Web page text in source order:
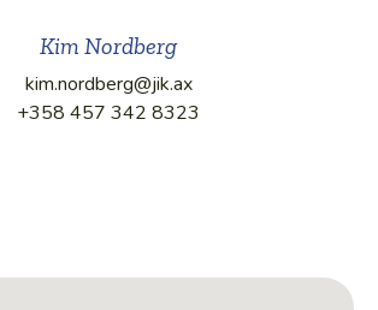
Kim Nordberg
kim.nordberg@jik.ax
+358 457 342 8323